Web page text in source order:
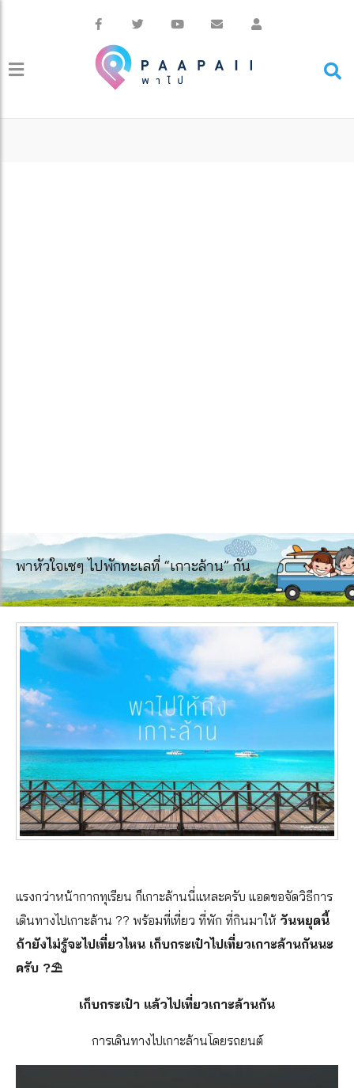
พาหัวใจเซๆ ไปพักทะเลที่ “เกาะล้าน” กัน
แรงกว่าหน้ากากทุเรียน ก็เกาะล้านนี่แหละครับ แอดขอจัดวิธีการ
เดินทางไปเกาะล้าน ?? พร้อมที่เที่ยว ที่พัก ที่กินมาให้ วันหยุดนี้
ถ้ายังไม่รู้จะไปเที่ยวไหน เก็บกระเป๋าไปเที่ยวเกาะล้านกันนะ
ครับ ?⛱
เก็บกระเป๋า แล้วไปเที่ยวเกาะล้านกัน
การเดินทางไปเกาะล้านโดยรถยนต์